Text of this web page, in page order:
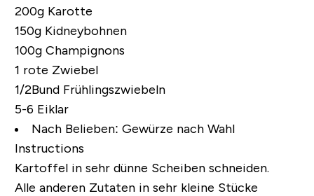
200g Karotte
150g Kidneybohnen
100g Champignons
1 rote Zwiebel
1/2Bund Frühlingszwiebeln
5-6 Eiklar
Nach Belieben: Gewürze nach Wahl
Instructions
Kartoffel in sehr dünne Scheiben schneiden.
Alle anderen Zutaten in sehr kleine Stücke